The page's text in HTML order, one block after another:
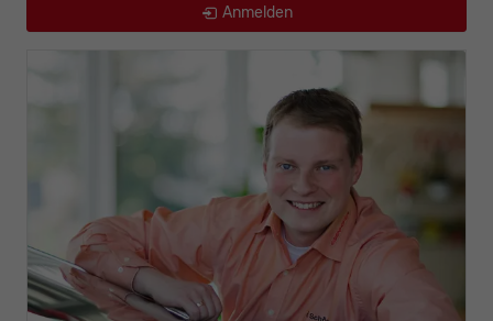
Anmelden